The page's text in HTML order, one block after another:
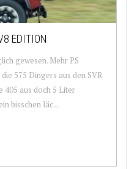
EDITION
gewesen. Mehr PS
575 Dingers aus den SVR
405 aus doch 5 Liter
bisschen läc...